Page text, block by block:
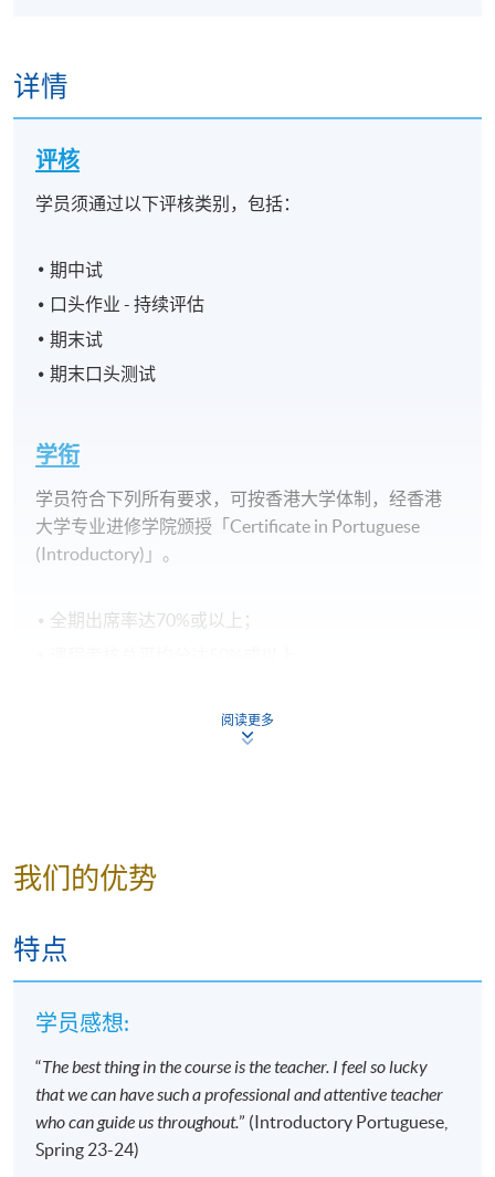
详情
评核
学员须通过以下评核类别，包括：
期中试
口头作业 - 持续评估
期末试
期末口头测试
学衔
学员符合下列所有要求，可按香港大学体制，经香港
大学专业进修学院颁授「Certificate in Portuguese
(Introductory)」。
全期出席率达70%或以上；
人）或护照（适用於非本地申请人）的信息，以供
所有非本地申请人均须取得香港特别行政区政府入
学生和持有有效工作签证的非本地申请人除外，入
学条件细则请见：
https://hkuspace.hku.hk/cht/admission/how-to-
apply/entry-requirements/
阅读更多
我们的优势
特点
学员感想:
“The best thing in the course is the teacher. I feel so lucky
that we can have such a professional and attentive teacher
who can guide us throughout.” (Introductory Portuguese,
Spring 23-24)